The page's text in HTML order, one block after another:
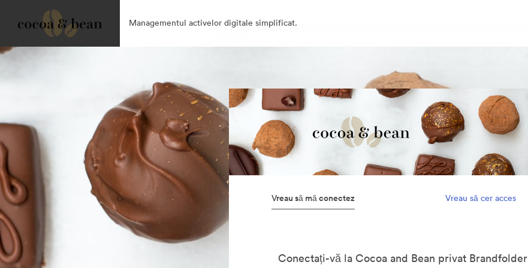
Managementul activelor digitale simplificat.
Vreau să mă conectez Vreau să cer acces
Conectați-vă la Cocoa and Bean privat Brandfolder